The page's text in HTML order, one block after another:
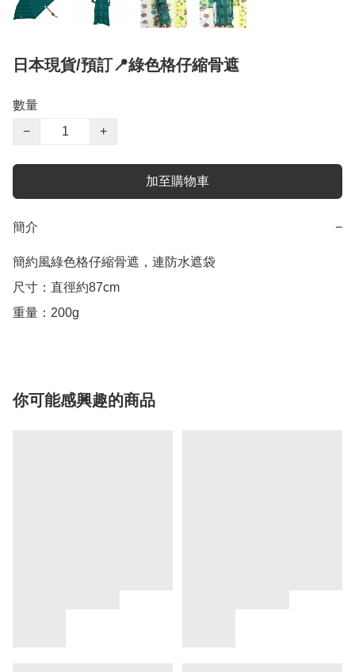
日本現貨/預訂📍綠色格仔縮骨遮
數量
−
+
加至購物車
簡介 −
簡約風綠色格仔縮骨遮，連防水遮袋
尺寸：直徑約87cm
重量：200g
你可能感興趣的商品